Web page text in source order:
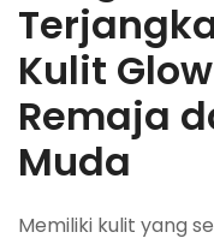
Kulit
Remaja
Muda
Memiliki kulit yang